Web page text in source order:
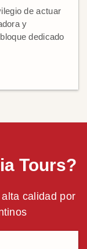
de actuar
y
dedicado
Tours?
calidad por